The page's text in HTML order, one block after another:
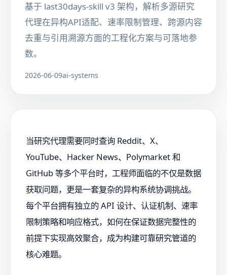
基于 last30days-skill v3 架构，解析多源研究
代理在异构API适配、速率限制管理、跨源内容
去重与引用溯源方面的工程化方案与可落地参
数。
2026-06-09ai-systems
当研究代理需要同时查询 Reddit、X、
YouTube、Hacker News、Polymarket 和
GitHub 等多个平台时，工程师面临的不仅是数据
获取问题，更是一套复杂的异构系统协调挑战。
每个平台拥有独立的 API 设计、认证机制、速率
限制策略和响应格式，如何在保证数据完整性的
前提下实现高效聚合，成为构建可靠研究管道的
核心难题。